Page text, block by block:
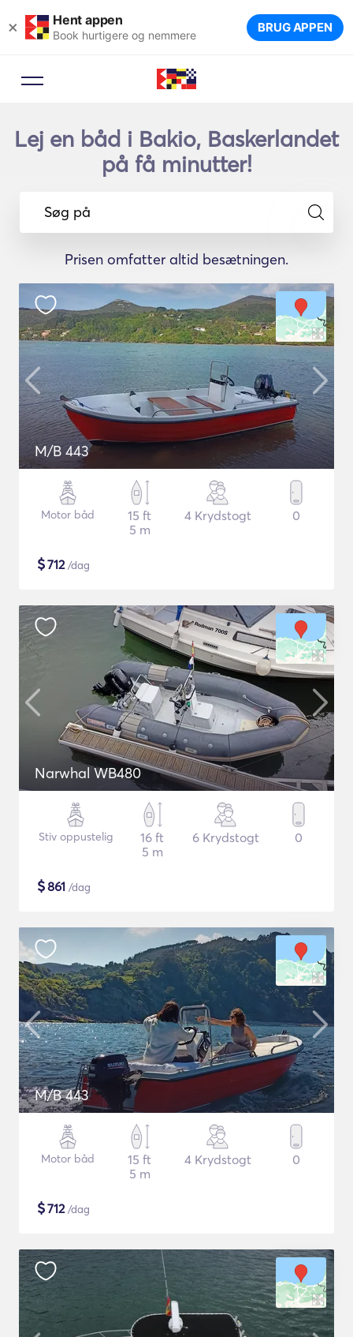
× Hent appen
Book hurtigere og nemmere BRUG APPEN
Lej en båd i Bakio, Baskerlandet
på få minutter!
Søg på
Prisen omfatter altid besætningen.
M/B 443
Motor båd
15 ft
5 m
4 Krydstogt 0
$712/dag
Narwhal WB480
Stiv oppustelig
16 ft
5 m
6 Krydstogt 0
$861 /dag
M/B 443
Motor båd
15 ft
5 m
4 Krydstogt 0
$712/dag